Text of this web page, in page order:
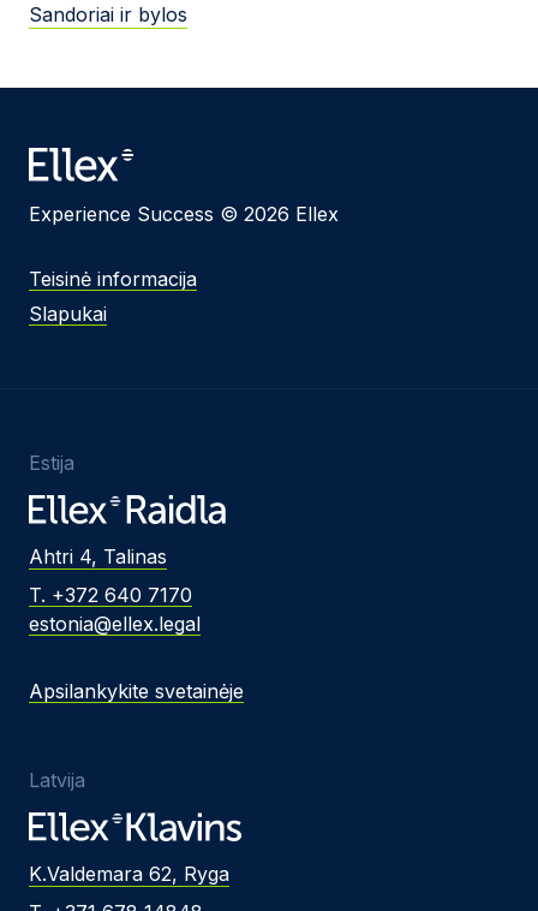
Sandoriai ir bylos
Experience Success © 2026 Ellex
Teisinė informacija
Slapukai
Estija
Ahtri 4, Talinas
T. +372 640 7170
estonia@ellex.legal
Apsilankykite svetainėje
Latvija
K.Valdemara 62, Ryga